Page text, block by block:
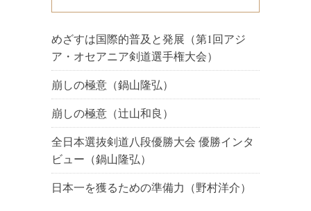
めざすは国際的普及と発展（第1回アジ
ア・オセアニア剣道選手権大会）
崩しの極意（鍋山隆弘）
崩しの極意（辻山和良）
全日本選抜剣道八段優勝大会 優勝インタ
ビュー（鍋山隆弘）
日本一を獲るための準備力（野村洋介）